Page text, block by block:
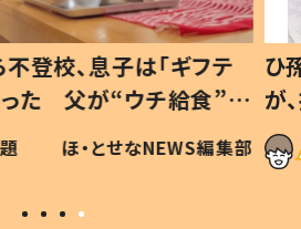
、息子は「ギフテ
父が“ウチ給食”を
理由とは #令和の親
ほ・とせなNEWS編集部
ひ孫
が、
「涙
い」